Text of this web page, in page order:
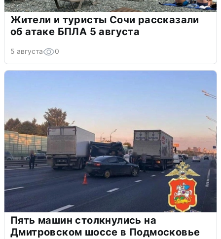
Жители и туристы Сочи рассказали
об атаке БПЛА 5 августа
5 августа 0
Пять машин столкнулись на
Дмитровском шоссе в Подмосковье